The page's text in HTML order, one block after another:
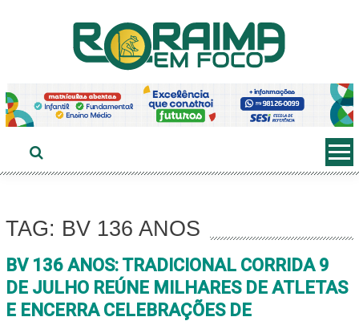
TAG: BV 136 ANOS
BV 136 ANOS: TRADICIONAL CORRIDA 9
DE JULHO REÚNE MILHARES DE ATLETAS
E ENCERRA CELEBRAÇÕES DE